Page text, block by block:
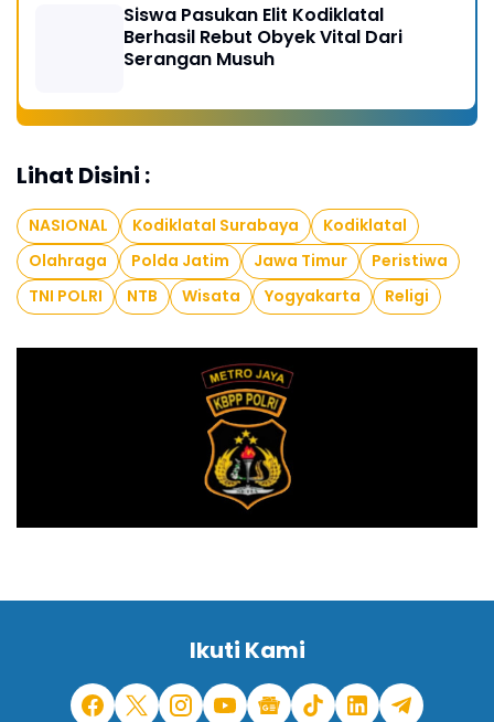
Siswa Pasukan Elit Kodiklatal
Berhasil Rebut Obyek Vital Dari
Serangan Musuh
Lihat Disini :
NASIONAL Kodiklatal Surabaya
Kodiklatal
Olahraga
Polda Jatim Jawa Timur
Peristiwa
TNI POLRI
NTB Wisata Yogyakarta Religi
Ikuti Kami